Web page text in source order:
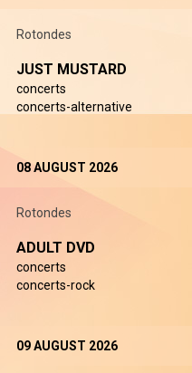
Rotondes
JUST MUSTARD
concerts
concerts-alternative
08 AUGUST 2026
Rotondes
ADULT DVD
concerts
concerts-rock
09 AUGUST 2026